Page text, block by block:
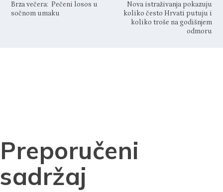
Brza večera: Pečeni losos u
sočnom umaku
Nova istraživanja pokazuju
koliko često Hrvati putuju i
koliko troše na godišnjem
odmoru
Preporučeni
sadržaj